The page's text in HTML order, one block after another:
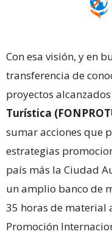
Con esa visión, y en
transferencia de
proyectos
Turística
sumar acciones que
estrategias
país más la Ciudad
un amplio banco de
35 horas de material
Promoción